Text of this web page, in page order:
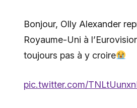
Bonjour, Olly Alexander
Royaume-Uni à
toujours pas à y croire
pic.twitter.com/